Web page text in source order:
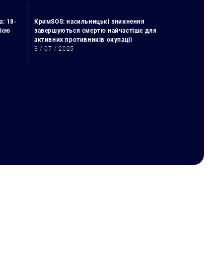
18-
КримSOS: насильницькі зникнення
завершуються смертю найчастіше для
активних противників окупації
3 / 07 / 2025